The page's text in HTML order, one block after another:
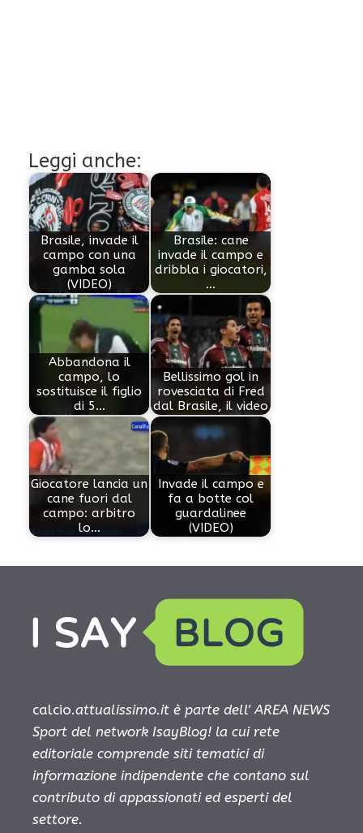
Leggi anche:
Brasile, invade il
campo con una
gamba sola
(VIDEO)
Brasile: cane
invade il campo e
dribbla i giocatori,
…
Abbandona il
campo, lo
sostituisce il figlio
di 5…
Bellissimo gol in
rovesciata di Fred
dal Brasile, il video
Giocatore lancia un
cane fuori dal
campo: arbitro
lo…
Invade il campo e
fa a botte col
guardalinee
(VIDEO)
calcio.attualissimo.it è parte dell' AREA NEWS
Sport del network IsayBlog! la cui rete
editoriale comprende siti tematici di
informazione indipendente che contano sul
contributo di appassionati ed esperti del
settore.